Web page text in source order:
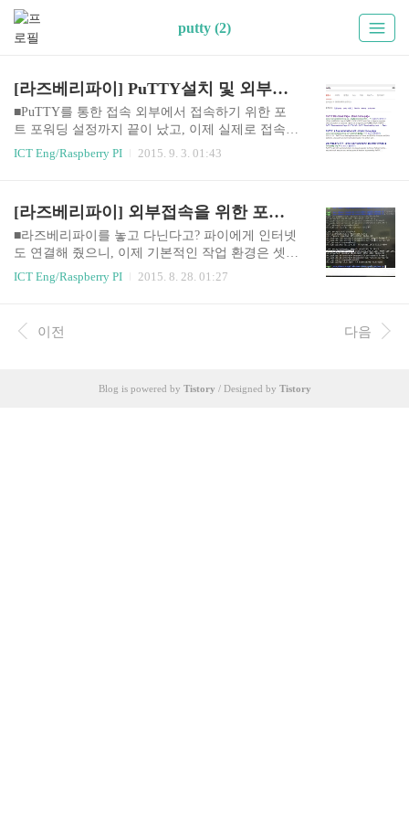
putty (2)
[라즈베리파이] PuTTY설치 및 외부접속
■PuTTY를 통한 접속 외부에서 접속하기 위한 포
트 포워딩 설정까지 끝이 났고, 이제 실제로 접속해
보려고 합니다. 간단하게 아래 가이드를 따라서 Pu
TTY를 설치하고, 접속 해보도록 하겠습니다. 순서
면 아래와 같은 설정창이 나타납니다. 파란색 박스
안에 공유기 IP주소와 아까 위에서 포트포워딩 설
정한 외부포트번호를 입력하고, Open하면 연결이
경고창이 뜨는데 Yes눌러주시면 다음과 같이 로그
를 입력하고 로그인을 하시면 됩니다. 참 간단하게
외부에서 파이로의 접속에 성공했습니다. 이제 우
ICT Eng/Raspberry PI 2015. 9. 3. 01:43
[라즈베리파이] 외부접속을 위한 포트포워딩
■라즈베리파이를 놓고 다닌다고? 파이에게 인터넷
도 연결해 줬으니, 이제 기본적인 작업 환경은 셋팅
이 되었다고 볼 수 있습니다. 허나, 매번 파이를 들
고 다니면서 키보드, 마우스, 모니터 심지어 무선인
다. 그렇기 때문에, 작업 원점에 파이를 항상 연결
해 놓은 상태에서, 좀 더 스마트하게 외부에서 파이
것을 알 수 있습니다. 여기서 사용되는 명령어는 if
ICT Eng/Raspberry PI 2015. 8. 28. 01:27
이전 다음
Blog is powered by Tistory / Designed by Tistory